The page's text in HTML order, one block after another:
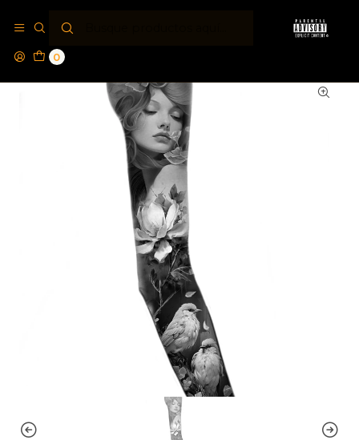
0
Tatuaje Mr Leo by Parental Advisory® Nature